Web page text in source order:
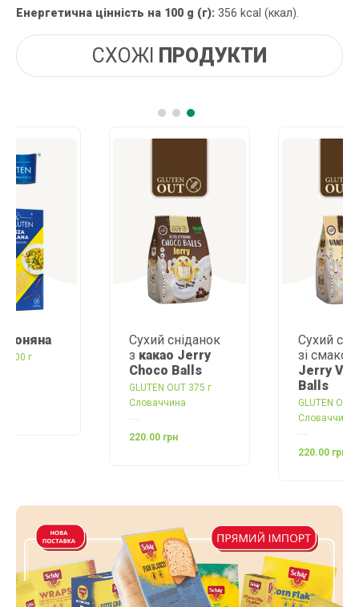
Енергетична цінність на 100 g (г): 356 kcal (ккал).
СХОЖІ ПРОДУКТИ
Сухий сніданок
Сухий сніданок
ванілі
Balls